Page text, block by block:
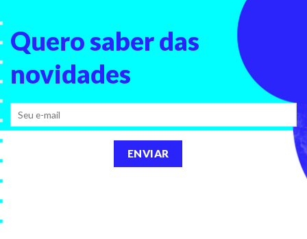
Quero saberdas
novidades